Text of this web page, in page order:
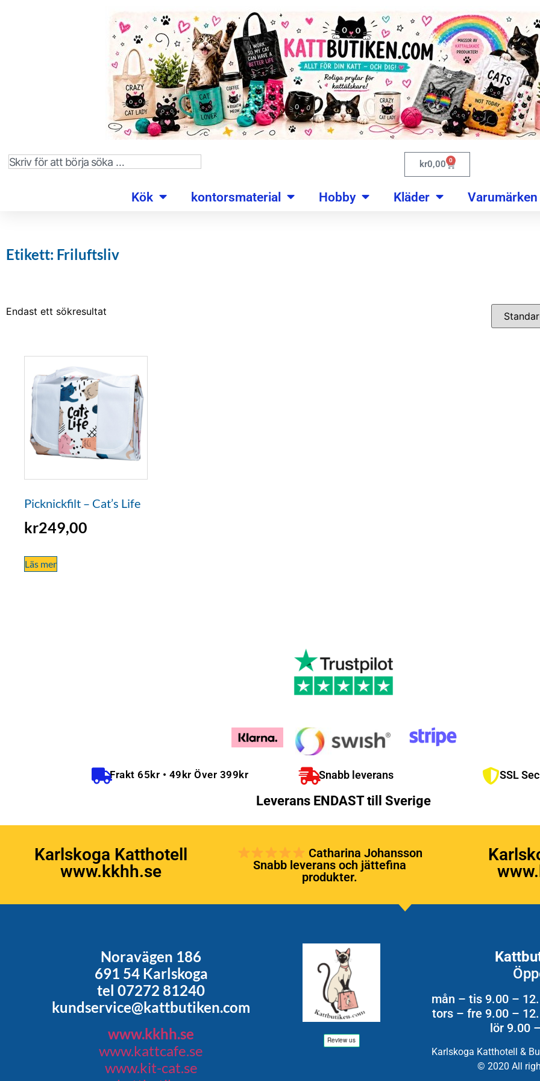
kr0,00 0
Kök kontorsmaterial Hobby Kläder Varumärken
Etikett: Friluftsliv
Endast ett sökresultat
Picknickfilt – Cat’s Life
kr249,00
Läs mer
Frakt 65kr • 49kr Över 399kr Snabb leverans SSL
Leverans ENDAST till Sverige
Karlskoga Katthotell
www.kkhh.se
Catharina Johansson
Snabb leverans och jättefina
produkter.
Noravägen 186
691 54 Karlskoga
tel 07272 81240
kundservice@kattbutiken.com
www.kkhh.se
www.kattcafe.se
www.kit-cat.se
mån – tis 9.00 –
tors – fre 9.00 –
lör 9.00
Karlskoga Katthotell &
© 2020 All